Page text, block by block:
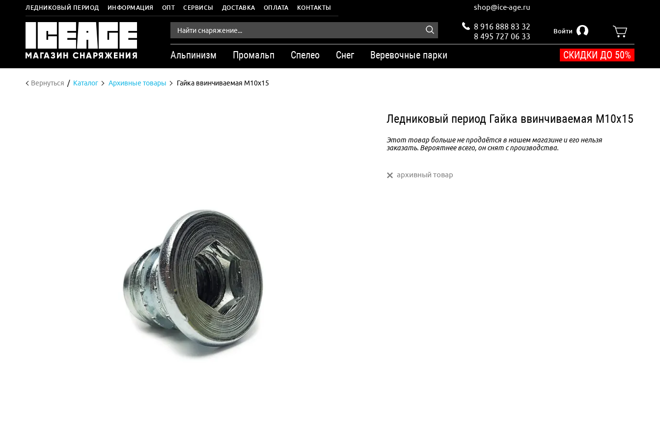
ЛЕДНИКОВЫЙ ПЕРИОД ИНФОРМАЦИЯ ОПТ СЕРВИСЫ ДОСТАВКА ОПЛАТА КОНТАКТЫ shop@ice-age.ru
8 916 888 83 32
8 495 727 06 33
Войти
Альпинизм Промальп Спелео Снег Веревочные парки СКИДКИ ДО 50%
Вернуться Каталог Архивные товары Гайка ввинчиваемая M10х15
Ледниковый период Гайка ввинчиваемая M10х15
Этот товар больше не продаётся в нашем магазине и его нельзя
заказать. Вероятнее всего, он снят с производства.
архивный товар